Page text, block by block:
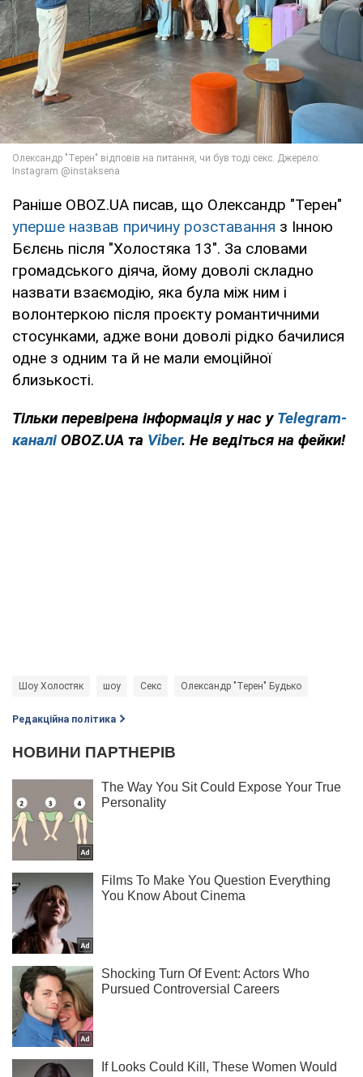
Раніше OBOZ.UA писав, що Олександр "Терен"
уперше назвав причину розставання з Інною
Бєлєнь після "Холостяка 13". За словами
громадського діяча, йому доволі складно
назвати взаємодію, яка була між ним і
волонтеркою після проєкту романтичними
стосунками, адже вони доволі рідко бачилися
одне з одним та й не мали емоційної
близькості.
Тільки перевірена інформація у нас у Telegram-
каналі OBOZ.UA та Viber. Не ведіться на фейки!
Шоу Холостяк шоу Секс Олександр "Терен" Будько
Редакційна політика